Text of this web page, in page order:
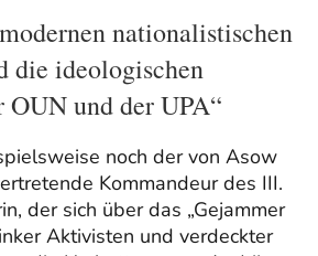
nationalistischen
die ideologischen
OUN und der UPA“
noch der von Asow
Kommandeur des III.
der sich über das „Gejammer
Aktivisten und verdeckter